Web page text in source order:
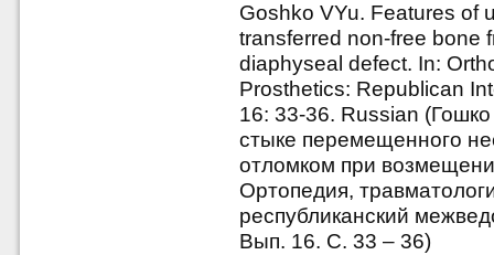
Goshko VYu. Features of
transferred non-free bone
diaphyseal defect. In:
Prosthetics: Republican
16: 33-36. Russian
стыке перемещенного
отломком при
Ортопедия,
республиканский
Вып. 16. С. 33 – 36)